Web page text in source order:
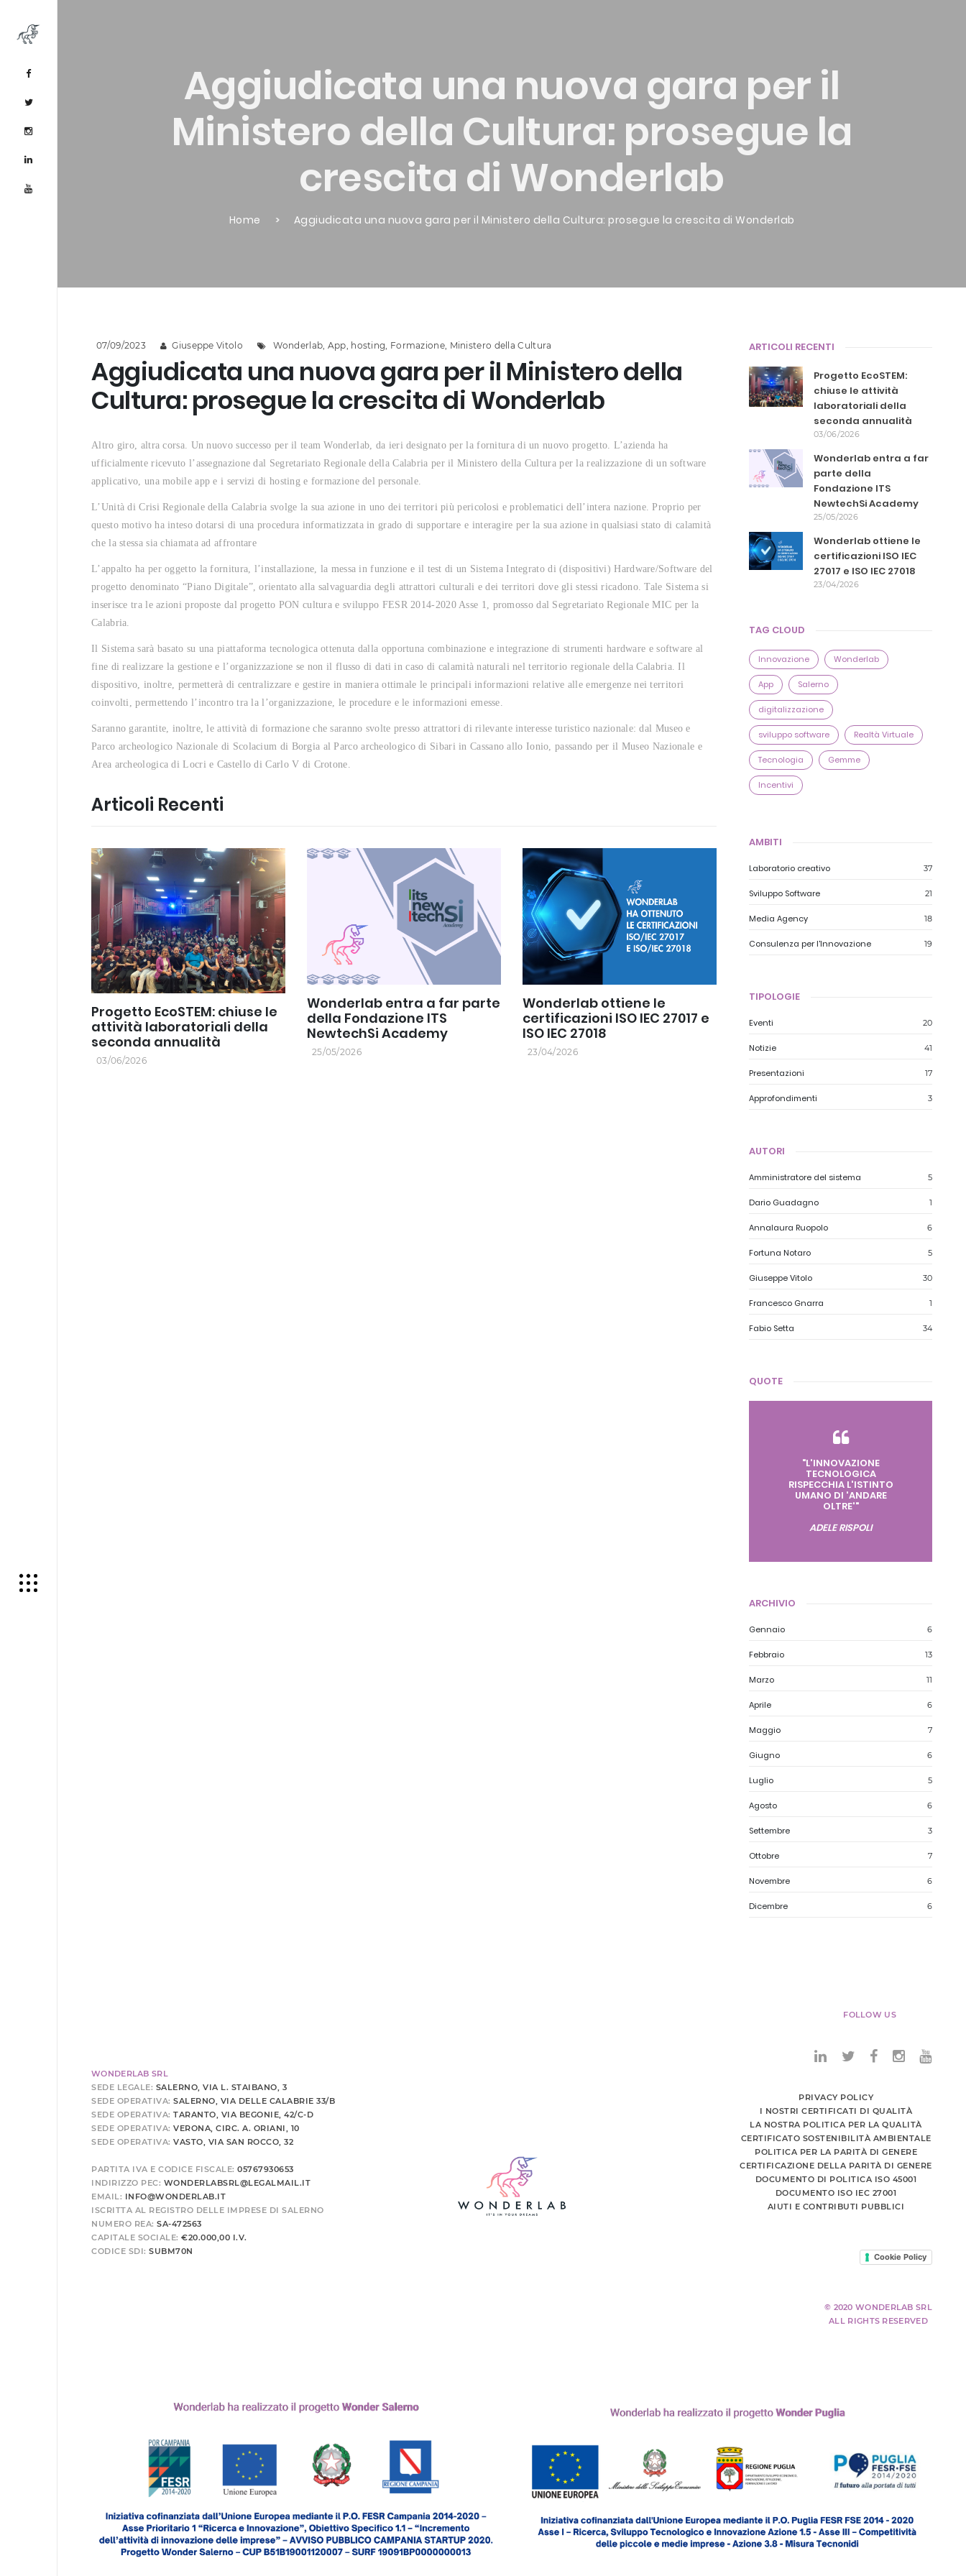
Aggiudicata una nuova gara per il
Ministero della Cultura: prosegue la
crescita di Wonderlab
Home Aggiudicata una nuova gara per il Ministero della Cultura: prosegue la crescita di Wonderlab
07/09/2023 Giuseppe Vitolo Wonderlab, App, hosting, Formazione, Ministero della Cultura
Aggiudicata una nuova gara per il Ministero della
Cultura: prosegue la crescita di Wonderlab
Altro giro, altra corsa. Un nuovo successo per il team Wonderlab, da ieri designato per la fornitura di un nuovo progetto. L’azienda ha
ufficialmente ricevuto l’assegnazione dal Segretariato Regionale della Calabria per il Ministero della Cultura per la realizzazione di un software
applicativo, una mobile app e i servizi di hosting e formazione del personale.
L’Unità di Crisi Regionale della Calabria svolge la sua azione in uno dei territori più pericolosi e problematici dell’intera nazione. Proprio per
questo motivo ha inteso dotarsi di una procedura informatizzata in grado di supportare e interagire per la sua azione in qualsiasi stato di calamità
che la stessa sia chiamata ad affrontare
L’appalto ha per oggetto la fornitura, l’installazione, la messa in funzione e il test di un Sistema Integrato di (dispositivi) Hardware/Software del
progetto denominato “Piano Digitale”, orientato alla salvaguardia degli attrattori culturali e dei territori dove gli stessi ricadono. Tale Sistema si
inserisce tra le azioni proposte dal progetto PON cultura e sviluppo FESR 2014-2020 Asse 1, promosso dal Segretariato Regionale MIC per la
Calabria.
Il Sistema sarà basato su una piattaforma tecnologica ottenuta dalla opportuna combinazione e integrazione di strumenti hardware e software al
fine di realizzare la gestione e l’organizzazione se non il flusso di dati in caso di calamità naturali nel territorio regionale della Calabria. Il
dispositivo, inoltre, permetterà di centralizzare e gestire in maniera ottimale le principali informazioni relative alle emergenze nei territori
coinvolti, permettendo l’incontro tra la l’organizzazione, le procedure e le informazioni emesse.
Saranno garantite, inoltre, le attività di formazione che saranno svolte presso attrattori di rilevante interesse turistico nazionale: dal Museo e
Parco archeologico Nazionale di Scolacium di Borgia al Parco archeologico di Sibari in Cassano allo Ionio, passando per il Museo Nazionale e
Area archeologica di Locri e Castello di Carlo V di Crotone.
Articoli Recenti
Progetto EcoSTEM: chiuse le
attività laboratoriali della
seconda annualità
03/06/2026
Wonderlab entra a far parte
della Fondazione ITS
NewtechSi Academy
25/05/2026
Wonderlab ottiene le
certificazioni ISO IEC 27017 e
ISO IEC 27018
23/04/2026
ARTICOLI RECENTI
Progetto EcoSTEM:
chiuse le attività
laboratoriali della
seconda annualità
03/06/2026
Wonderlab entra a far
parte della
Fondazione ITS
NewtechSi Academy
25/05/2026
Wonderlab ottiene le
certificazioni ISO IEC
27017 e ISO IEC 27018
23/04/2026
TAG CLOUD
Innovazione Wonderlab
App Salerno
digitalizzazione
sviluppo software Realtà Virtuale
Tecnologia Gemme
Incentivi
AMBITI
Laboratorio creativo 37
Sviluppo Software 21
Media Agency 18
Consulenza per l'Innovazione 19
TIPOLOGIE
Eventi 20
Notizie 41
Presentazioni 17
Approfondimenti 3
AUTORI
Amministratore del sistema 5
Dario Guadagno 1
Annalaura Ruopolo 6
Fortuna Notaro 5
Giuseppe Vitolo 30
Francesco Gnarra 1
Fabio Setta 34
QUOTE
"L'INNOVAZIONE
TECNOLOGICA
RISPECCHIA L'ISTINTO
UMANO DI 'ANDARE
OLTRE'"
ADELE RISPOLI
ARCHIVIO
Gennaio 6
Febbraio 13
Marzo 11
Aprile 6
Maggio 7
Giugno 6
Luglio 5
Agosto 6
Settembre 3
Ottobre 7
Novembre 6
Dicembre 6
WONDERLAB SRL
SEDE LEGALE: SALERNO, VIA L. STAIBANO, 3
SEDE OPERATIVA: SALERNO, VIA DELLE CALABRIE 33/B
SEDE OPERATIVA: TARANTO, VIA BEGONIE, 42/C-D
SEDE OPERATIVA: VERONA, CIRC. A. ORIANI, 10
SEDE OPERATIVA: VASTO, VIA SAN ROCCO, 32
PARTITA IVA E CODICE FISCALE: 05767930653
INDIRIZZO PEC: WONDERLABSRL@LEGALMAIL.IT
EMAIL: INFO@WONDERLAB.IT
ISCRITTA AL REGISTRO DELLE IMPRESE DI SALERNO
NUMERO REA: SA-472563
CAPITALE SOCIALE: €20.000,00 I.V.
CODICE SDI: SUBM70N
FOLLOW US
PRIVACY POLICY
I NOSTRI CERTIFICATI DI QUALITÀ
LA NOSTRA POLITICA PER LA QUALITÀ
CERTIFICATO SOSTENIBILITÀ AMBIENTALE
POLITICA PER LA PARITÀ DI GENERE
CERTIFICAZIONE DELLA PARITÀ DI GENERE
DOCUMENTO DI POLITICA ISO 45001
DOCUMENTO ISO IEC 27001
AIUTI E CONTRIBUTI PUBBLICI
Cookie Policy
© 2020 WONDERLAB SRL
ALL RIGHTS RESERVED